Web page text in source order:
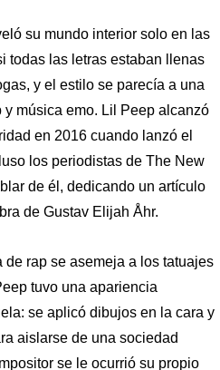
su mundo interior solo en las
todas las letras estaban llenas
y el estilo se parecía a una
y música emo. Lil Peep alcanzó
en 2016 cuando lanzó el
los periodistas de The New
de él, dedicando un artículo
de Gustav Elijah Åhr.
rap se asemeja a los tatuajes
tuvo una apariencia
se aplicó dibujos en la cara y
aislarse de una sociedad
se le ocurrió su propio